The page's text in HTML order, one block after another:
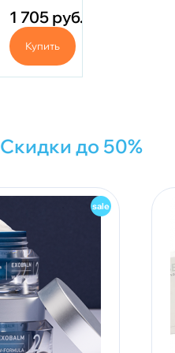
1 705 руб.
Купить
Скидки до 50%